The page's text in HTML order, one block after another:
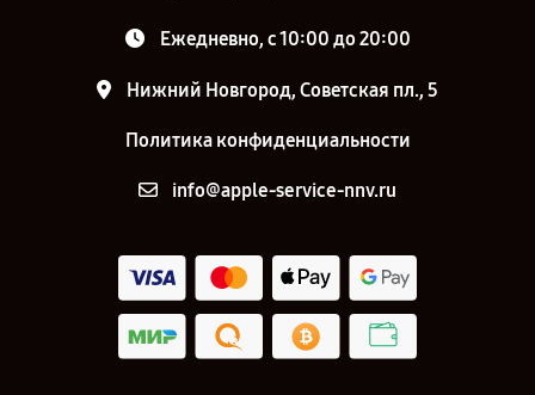
Ежедневно, с 10:00 до 20:00
Нижний Новгород, Советская пл., 5
Политика конфиденциальности
info@apple-service-nnv.ru